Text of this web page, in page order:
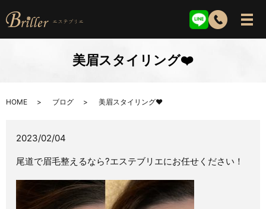
美眉スタイリング❤️
HOME ブログ 美眉スタイリング❤️
2023/02/04
尾道で眉毛整えるなら?エステブリエにお任せください！